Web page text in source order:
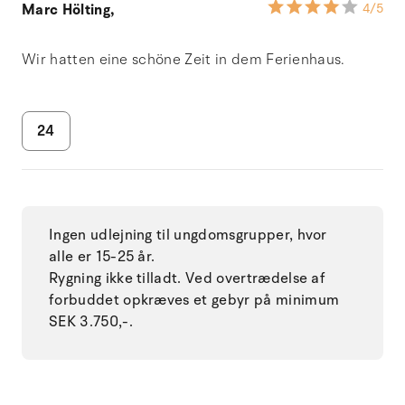
Marc Hölting, 4/5
Wir hatten eine schöne Zeit in dem Ferienhaus.
24
Ingen udlejning til ungdomsgrupper, hvor
alle er 15-25 år.
Rygning ikke tilladt. Ved overtrædelse af
forbuddet opkræves et gebyr på minimum
SEK 3.750,-.